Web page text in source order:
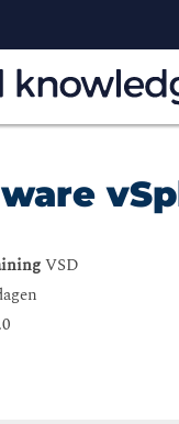
VSD